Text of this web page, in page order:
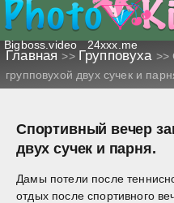
Bigboss.video 24xxx.me
Главная>> Групповуха >>
групповухой двух сучек и
Спортивный вечер
двух сучек и парня.
Дамы потели после
отдых после спортивного